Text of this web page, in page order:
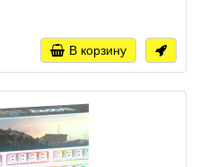
В корзину